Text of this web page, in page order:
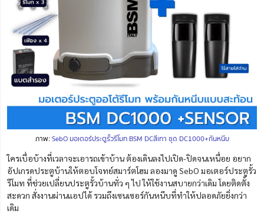
ภาพ:SebO มอเตอร์ประตูรั้วรีโมท BSM DCสีเทา ชุด DC1000+กันหนีบ
ใครเบื่อบ้างที่เวลาจะเอารถเข้าบ้าน ต้องเดินลงไปเปิด-ปิดจนเหนื่อย อยาก
อัปเกรดประตูบ้านให้ตอบโจทย์สมาร์ตโฮม ลองมาดู SebO มอเตอร์ประตูรั้ว
รีโมท ที่ช่วยเปลี่ยนประตูรั้วบ้านทั่ว ๆ ไป ให้ใช้งานสบายกว่าเดิม โดยติดตั้ง
สะดวก สั่งงานผ่านแอปได้ รวมถึงเซนเซอร์กันหนีบที่ทำให้ปลอดภัยยิ่งกว่า
เดิม